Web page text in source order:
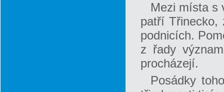
Mezi místa s
patří Třinecko,
podnicích.
z řady
procházejí.
Posádky